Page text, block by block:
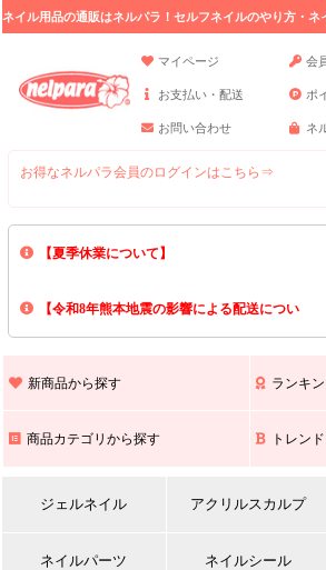
ネイル用品の通販はネルパラ！セルフネイルのやり方・
マイページ
会
お支払い・配送 ポ
お問い合わせ ネ
お得なネルパラ会員のログインはこちら⇒
【夏季休業について】
8/13(木)～8/16(日)の間｢出荷業務・お問い合わせ
上記期間中のご注文・お問い合わせは8/17(月)以
【令和8年熊本地震の影響による配送につい
また､ 九州全域でお荷物のお届けに遅延が生じて
新商品から探す ランキ
商品カテゴリから探す トレン
ジェルネイル アクリルスカルプ
ネイルパーツ ネイルシール